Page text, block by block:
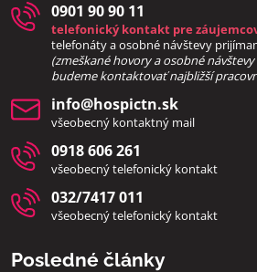
0901 90 90 11
telefonický kontakt pre
telefonáty a osobné návštevy
(zmeškané hovory a osobné
budeme kontaktovať najbližší
info​@hospictn​.sk
všeobecný kontaktný mail
0918 606 261
všeobecný telefonický kontakt
032/7417 011
všeobecný telefonický kontakt
Posledné články